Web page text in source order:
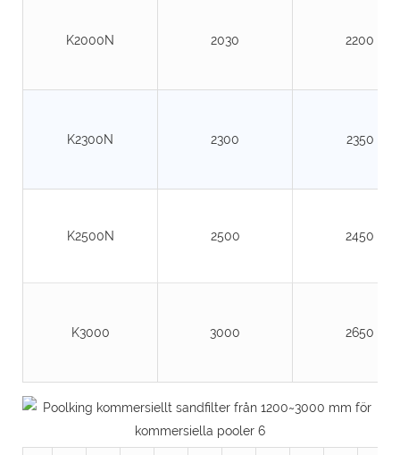
K2000N 2030 2200
K2300N 2300 2350
K2500N 2500 2450
K3000 3000 2650